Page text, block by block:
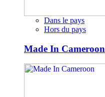
Dans le pays
Hors du pays
Made In Cameroon